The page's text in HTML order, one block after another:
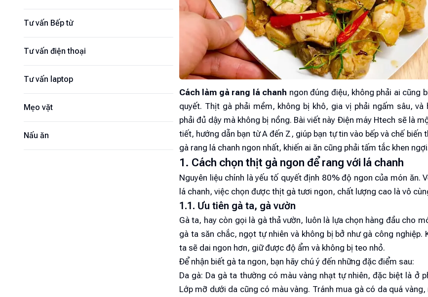
Tư vấn Bếp từ
Tư vấn điện thoại
Tư vấn laptop
Mẹo vặt
Nấu ăn
Cách làm gà rang lá chanh ngon đúng điệu, không phải ai cũng
quyết. Thịt gà phải mềm, không bị khô, gia vị phải ngấm sâu, và
phải đủ dậy mà không bị nồng. Bài viết này Điện máy Htech sẽ là
tiết, hướng dẫn bạn từ A đến Z, giúp bạn tự tin vào bếp và chế biến
gà rang lá chanh ngon nhất, khiến ai ăn cũng phải tấm tắc khen
1. Cách chọn thịt gà ngon để rang với lá chanh
Nguyên liệu chính là yếu tố quyết định 80% độ ngon của món ăn.
lá chanh, việc chọn được thịt gà tươi ngon, chất lượng cao là vô
1.1. Ưu tiên gà ta, gà vườn
Gà ta, hay còn gọi là gà thả vườn, luôn là lựa chọn hàng đầu cho
gà ta săn chắc, ngọt tự nhiên và không bị bở như gà công nghiệp.
ta sẽ dai ngon hơn, giữ được độ ẩm và không bị teo nhỏ.
Để nhận biết gà ta ngon, bạn hãy chú ý đến những đặc điểm sau:
Da gà: Da gà ta thường có màu vàng nhạt tự nhiên, đặc biệt là ở
Lớp mỡ dưới da cũng có màu vàng. Tránh mua gà có da quá